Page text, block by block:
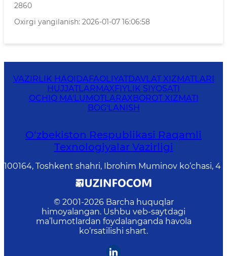
2860
Oxirgi yangilanish: 2026-01-07 16:06:58
VAZIRLIK HAQIDAFAOLIYATDAVLAT XIZMATLARI
HUJJATLARMAXFIYLIK SIYOSATI
OCHIQ MA'LUMOTLARAXBOROT XIZMATI
BOG'LANISH
O‘zbekiston Respublikasi Raqamli
Texnologiyalar Vazirligi
100164, Toshkent shahri, Ibrohim Muminov ko‘chasi, 4
© 2001-2026 Barcha huquqlar
himoyalangan. Ushbu veb-saytdagi
ma’lumotlardan foydalanganda havola
ko‘rsatilishi shart.